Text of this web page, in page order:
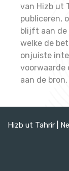
van Hizb ut
publiceren,
blijft aan de
welke de
onjuiste
aan de bron.
Hizb ut Tahrir |